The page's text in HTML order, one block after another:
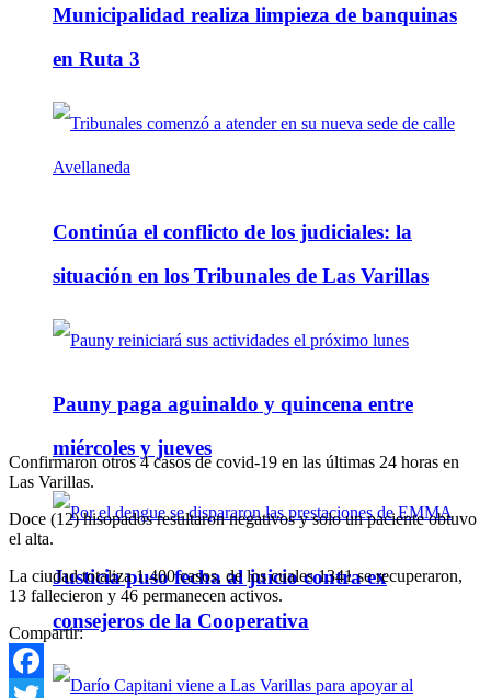
Municipalidad realiza limpieza de banquinas
en Ruta 3
Continúa el conflicto de los judiciales: la
situación en los Tribunales de Las Varillas
Pauny paga aguinaldo y quincena entre
miércoles y jueves
Justicia puso fecha al juicio contra ex
consejeros de la Cooperativa
Confirmaron otros 4 casos de covid-19 en las últimas 24 horas en
Las Varillas.
Doce (12) hisopados resultaron negativos y solo un paciente obtuvo
el alta.
La ciudad totaliza 1.400 casos, de los cuales 1341 se recuperaron,
13 fallecieron y 46 permanecen activos.
Compartir: